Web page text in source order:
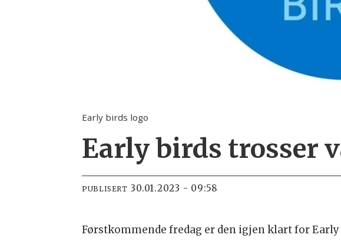
Early birds logo
Early birds trosser
PUBLISERT 30.01.2023 - 09:58
Førstkommende fredag er den igjen klart for Early